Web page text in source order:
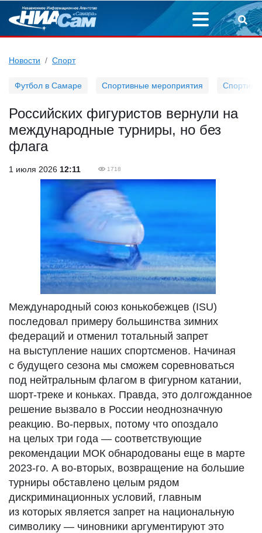
Новости Спорт
Футбол в Самаре Спортивные мероприятия
Российских фигуристов вернули на
международные турниры, но без
флага
1 июля 2026 12:11 1718
Международный союз конькобежцев (ISU)
последовал примеру большинства зимних
федераций и отменил тотальный запрет
на выступление наших спортсменов. Начиная
с будущего сезона мы сможем соревноваться
под нейтральным флагом в фигурном катании,
шорт-треке и коньках. Правда, это долгожданное
решение вызвало в России неоднозначную
реакцию. Во-первых, потому что опоздало
на целых три года — соответствующие
рекомендации МОК обнародованы еще в марте
2023-го. А во-вторых, возвращение на большие
турниры обставлено целым рядом
дискриминационных условий, главным
из которых является запрет на национальную
символику — чиновники аргументируют это